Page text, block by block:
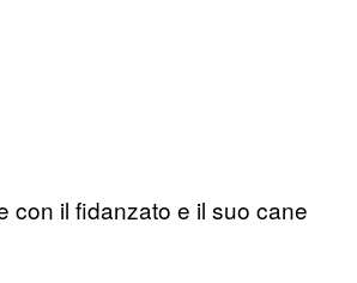
con il fidanzato e il suo cane